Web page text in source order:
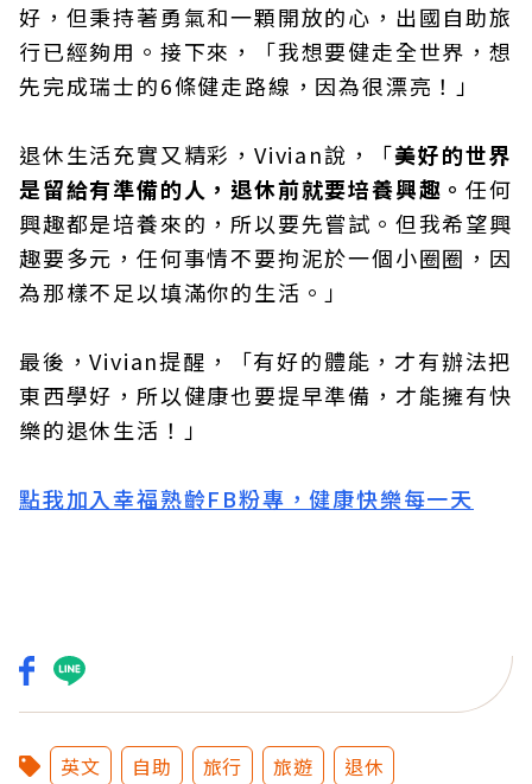
好，但秉持著勇氣和一顆開放的心，出國自助旅
行已經夠用。接下來，「我想要健走全世界，想
先完成瑞士的6條健走路線，因為很漂亮！」
退休生活充實又精彩，Vivian說，「美好的世界
是留給有準備的人，退休前就要培養興趣。任何
興趣都是培養來的，所以要先嘗試。但我希望興
趣要多元，任何事情不要拘泥於一個小圈圈，因
為那樣不足以填滿你的生活。」
最後，Vivian提醒，「有好的體能，才有辦法把
東西學好，所以健康也要提早準備，才能擁有快
樂的退休生活！」
點我加入幸福熟齡FB粉專，健康快樂每一天
英文 自助 旅行 旅遊
退休